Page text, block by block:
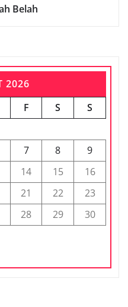
Belah
2026
F S
S
7 8
9
14 15
16
21 22
23
28 29
30